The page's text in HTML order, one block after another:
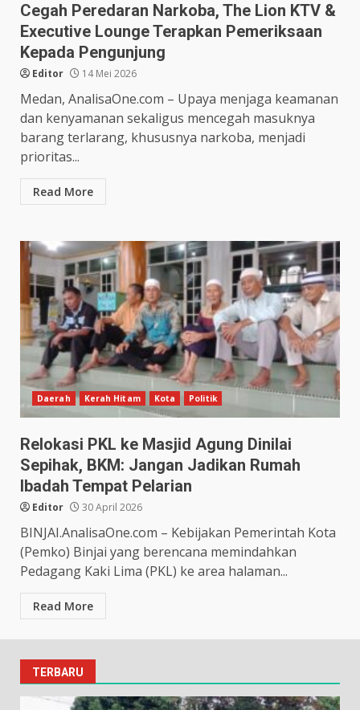
Cegah Peredaran Narkoba, The Lion KTV &
Executive Lounge Terapkan Pemeriksaan
Kepada Pengunjung
Editor 14 Mei 2026
Medan, AnalisaOne.com – Upaya menjaga keamanan
dan kenyamanan sekaligus mencegah masuknya
barang terlarang, khususnya narkoba, menjadi
prioritas...
Read More
Daerah Kerah Hitam Kota Politik
Relokasi PKL ke Masjid Agung Dinilai
Sepihak, BKM: Jangan Jadikan Rumah
Ibadah Tempat Pelarian
Editor 30 April 2026
BINJAI.AnalisaOne.com – Kebijakan Pemerintah Kota
(Pemko) Binjai yang berencana memindahkan
Pedagang Kaki Lima (PKL) ke area halaman...
Read More
TERBARU